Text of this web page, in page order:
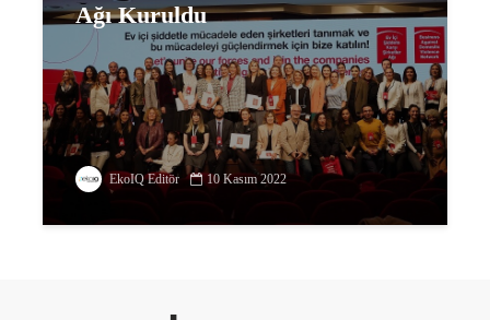
Ağı Kuruldu
EkoIQ Editör 10 Kasım 2022